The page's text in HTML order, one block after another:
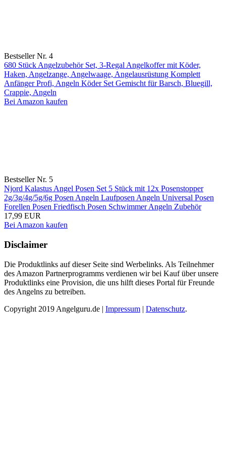
Bestseller Nr. 4
680 Stück Angelzubehör Set, 3-Regal Angelkoffer mit Köder,
Haken, Angelzange, Angelwaage, Angelausrüstung Komplett
Anfänger Profi, Angeln Köder Set Gemischt für Barsch, Bluegill,
Crappie, Angeln
Bei Amazon kaufen
Bestseller Nr. 5
Njord Kalastus Angel Posen Set 5 Stück mit 12x Posenstopper
2g/3g/4g/5g/6g Posen Angeln Laufposen Angeln Universal Posen
Forellen Posen Friedfisch Posen Schwimmer Angeln Zubehör
17,99 EUR
Bei Amazon kaufen
Disclaimer
Die Produktlinks auf dieser Seite sind Werbelinks. Als Teilnehmer
des Amazon Partnerprogramms verdienen wir bei Kauf über unsere
Produktlinks eine Provision, die uns hilft dieses Portal für Freunde
des Angelns zu betreiben.
Copyright 2019 Angelguru.de | Impressum | Datenschutz.